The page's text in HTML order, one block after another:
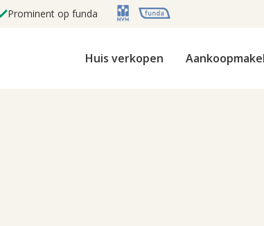
Prominent op funda
Huis verkopen